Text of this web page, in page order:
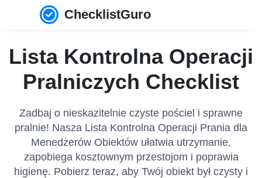
ChecklistGuro
Lista Kontrolna Operacji
Pralniczych Checklist
Zadbaj o nieskazitelnie czyste pościel i sprawne
pralnie! Nasza Lista Kontrolna Operacji Prania dla
Menedżerów Obiektów ułatwia utrzymanie,
zapobiega kosztownym przestojom i poprawia
higienę. Pobierz teraz, aby Twój obiekt był czysty i